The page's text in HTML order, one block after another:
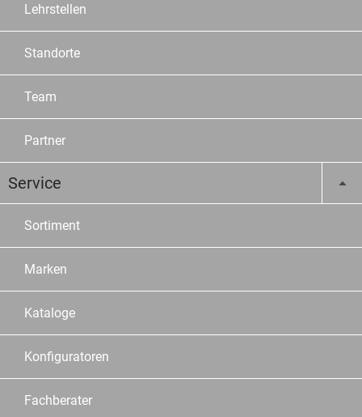
Lehrstellen
Standorte
Team
Partner
Service
Sortiment
Marken
Kataloge
Konfiguratoren
Fachberater